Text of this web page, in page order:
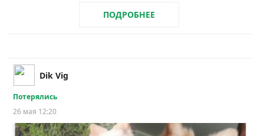
ПОДРОБНЕЕ
Dik Vig
Потерялись
26 мая 12:20